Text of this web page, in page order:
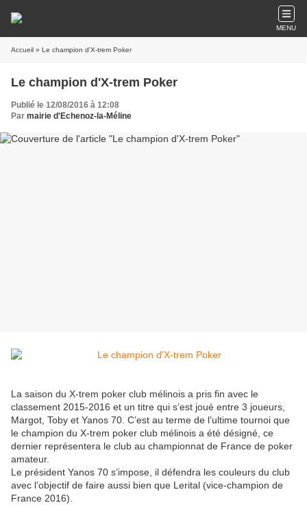
MENU
Accueil » Le champion d'X-trem Poker
Le champion d'X-trem Poker
Publié le 12/08/2016 à 12:08
Par mairie d'Echenoz-la-Méline
La saison du X-trem poker club mélinois a pris fin avec le
classement 2015-2016 et un titre qui s’est joué entre 3 joueurs,
Margot, Toby et Yanos 70. C’est au terme de l’ultime tournoi que
le champion du X-trem poker club mélinois a été désigné, ce
dernier représentera le club au championnat de France de poker
amateur.
Le président Yanos 70 s’impose, il défendra les couleurs du club
avec l’objectif de faire aussi bien que Lerital (vice-champion de
France 2016).